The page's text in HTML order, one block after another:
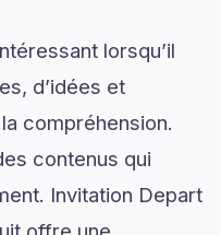
lorsqu’il
d’idées et
compréhension.
contenus qui
Invitation Depart